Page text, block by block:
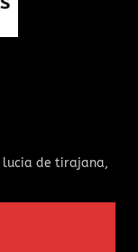
de tirajana,